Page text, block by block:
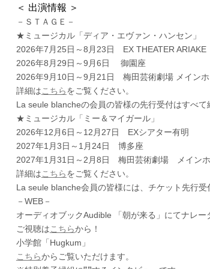
＜ 出演情報 ＞
－ＳＴＡＧＥ－
★ミュージカル「ディア・エヴァン・ハンセン」
2026年7月25日～8月23日 EX THEATER
2026年8月29日～9月6日 御園座
2026年9月10日～9月21日 梅田芸術劇場 メイン
詳細はこちらをご覧ください。
La seule blancheの会員の皆様の先行受付はすべ
★ミュージカル「ミー＆マイガール」
2026年12月6日～12月27日 EXシアター有明
2027年1月3日～1月24日 博多座
2027年1月31日～2月8日 梅田芸術劇場 メイン
詳細はこちらをご覧ください。
La seule blanche会員の皆様には、チケット先行受
－WEB－
オーディオブックAudible 「朝が来る」にてナレー
ご視聴はこちらから！
小学館「Hugkum」
こちらからご覧いただけます。